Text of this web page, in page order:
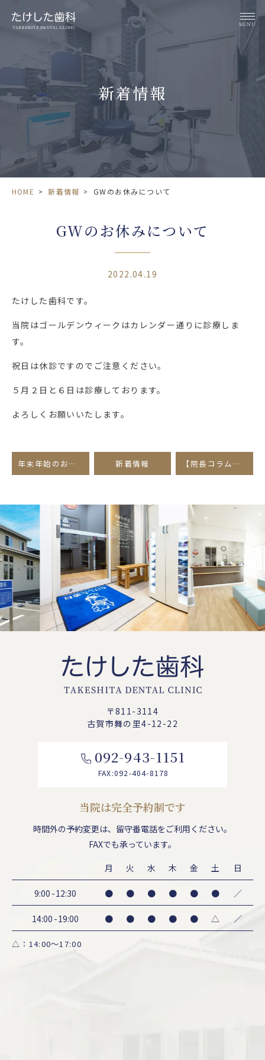
MENU
新着情報
HOME > 新着情報 > GWのお休みについて
GWのお休みについて
2022.04.19
たけした歯科です。
当院はゴールデンウィークはカレンダー通りに診療しま
す。
祝日は休診ですのでご注意ください。
５月２日と６日は診療しております。
よろしくお願いいたします。
年末年始のお休みについて 新着情報 【院長コラム】光学印象導入
Previous
〒811-3114
古賀市舞の里4-12-22
092-943-1151
FAX:092-404-8178
当院は完全予約制です
時間外の予約変更は、 留守番電話をご利用ください。
FAXでも承っています。
月
火 水 木 金 土 日
9:00 -12:30 ● ● ● ● ● ● ／
14:00 -19:00 ● ● ● ● ● △ ／
△：14:00～17:00